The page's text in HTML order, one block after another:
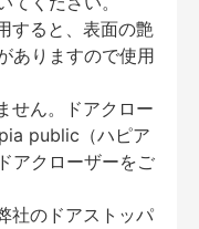
すると、表面の艶
ありますので使用
せん。ドアクロー
public（ハピア
アクローザーをご
社のドアストッパ